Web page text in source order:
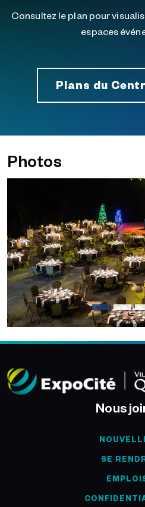
Consultez le plan pour
espaces
Plans du
Photos
Nous
SE